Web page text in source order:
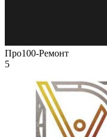
Про100-Ремонт
5